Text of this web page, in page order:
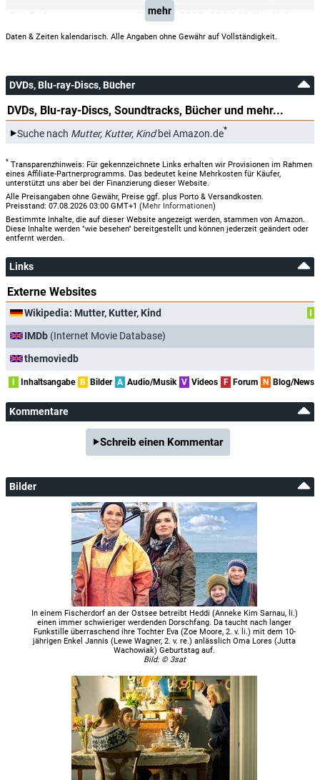
Fr, 02.09.2022
mehr
Daten & Zeiten kalendarisch. Alle Angaben ohne Gewähr auf Vollständigkeit.
DVDs, Blu-ray-Discs, Bücher
DVDs, Blu-ray-Discs, Soundtracks, Bücher und mehr...
Suche nach Mutter, Kutter, Kindbei Amazon.de*
* Transparenzhinweis: Für gekennzeichnete Links erhalten wir Provisionen im Rahmen
eines Affiliate-Partnerprogramms. Das bedeutet keine Mehrkosten für Käufer,
unterstützt uns aber bei der Finanzierung dieser Website.
Alle Preisangaben ohne Gewähr, Preise ggf. plus Porto & Versandkosten.
Preisstand: 07.08.2026 03:00 GMT+1 (Mehr Informationen)
Bestimmte Inhalte, die auf dieser Website angezeigt werden, stammen von Amazon.
Diese Inhalte werden "wie besehen" bereitgestellt und können jederzeit geändert oder
entfernt werden.
Links
Externe Websites
Wikipedia: Mutter, Kutter, Kind
I
IMDb (Internet Movie Database)
themoviedb
I Inhaltsangabe B Bilder A Audio/Musik V Videos F Forum N Blog/News
Kommentare
Schreib einen Kommentar
Bilder
In einem Fischerdorf an der Ostsee betreibt Heddi (Anneke Kim Sarnau, li.)
einen immer schwieriger werdenden Dorschfang. Da taucht nach langer
Funkstille überraschend ihre Tochter Eva (Zoe Moore, 2. v. li.) mit dem 10-
jährigen Enkel Jannis (Lewe Wagner, 2. v. re.) anlässlich Oma Lores (Jutta
Wachowiak) Geburtstag auf.
Bild: © 3sat